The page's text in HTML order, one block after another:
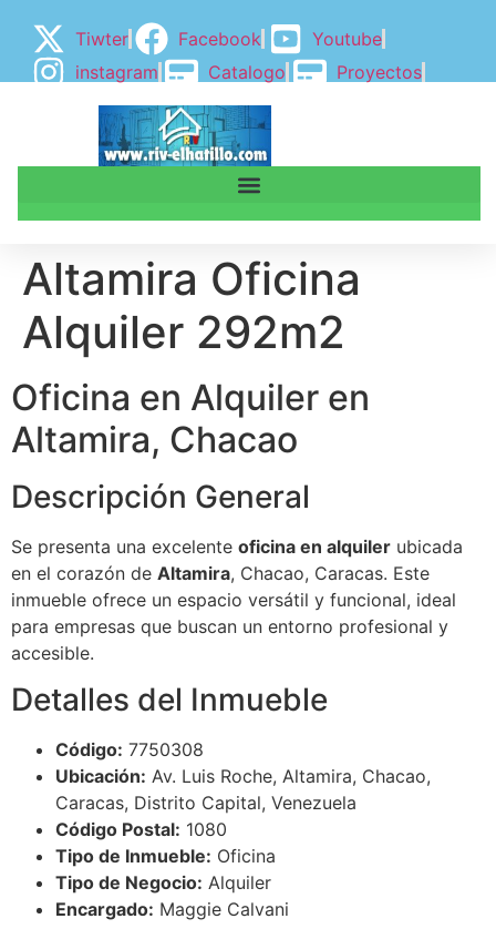
Tiwter Facebook
Youtube
instagram
Catalogo
Proyectos
BLOGGER
BLOG
Altamira Oficina
Alquiler 292m2
Oficina en Alquiler en
Altamira, Chacao
Descripción General
Se presenta una excelente oficina en alquiler ubicada
en el corazón de Altamira, Chacao, Caracas. Este
inmueble ofrece un espacio versátil y funcional, ideal
para empresas que buscan un entorno profesional y
accesible.
Detalles del Inmueble
Código: 7750308
Ubicación: Av. Luis Roche, Altamira, Chacao,
Caracas, Distrito Capital, Venezuela
Código Postal: 1080
Tipo de Inmueble: Oficina
Tipo de Negocio: Alquiler
Encargado: Maggie Calvani